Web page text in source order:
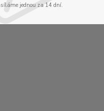
jednou za 14 dní.